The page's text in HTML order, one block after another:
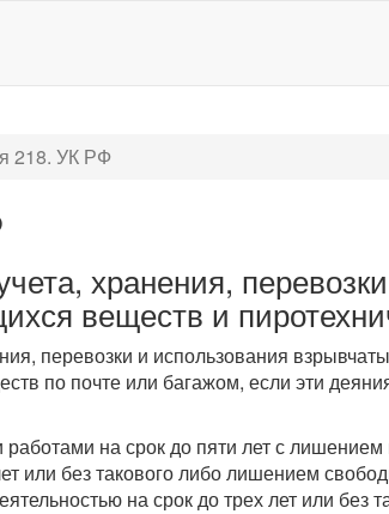
218. УК РФ
хранения,
веществ и
перевозки и использования
по почте или багажом, если эти
на срок до пяти лет с
или без такового либо лишением
на срок до трех лет или без